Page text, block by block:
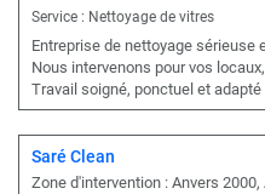
Service : Nettoyage de vitres
Entreprise de nettoyage sérieuse
Nous intervenons pour vos
Travail soigné, ponctuel et
Saré Clean
Zone d'intervention : Anvers 2000,